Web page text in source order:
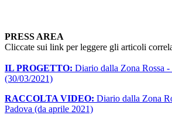
PRESS AREA
Cliccate sui link per leggere gli articoli
IL PROGETTO: Diario dalla Zona Rossa
(30/03/2021)
RACCOLTA VIDEO: Diario dalla Zona
Padova (da aprile 2021)